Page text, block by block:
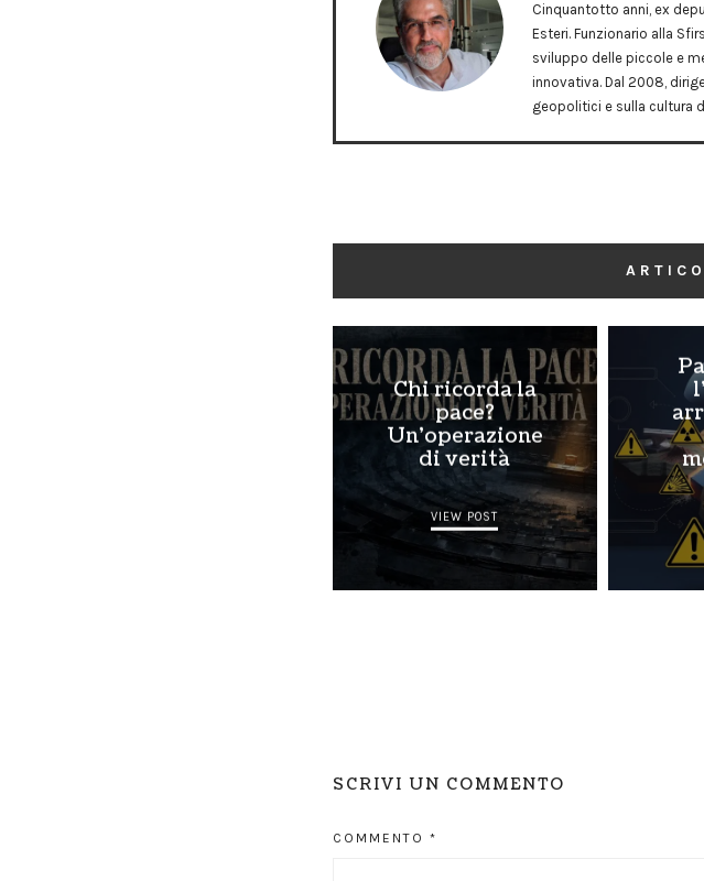
Cinquantotto anni, ex
Esteri. Funzionario alla
sviluppo delle piccole e
innovativa. Dal 2008,
geopolitici e sulla cultura
Chi ricorda la
pace?
Un’operazione
di verità
VIEW POST
SCRIVI UN COMMENTO
COMMENTO *